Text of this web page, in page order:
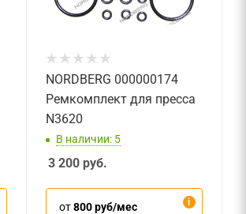
NORDBERG 000000174
Ремкомплект для пресса
N3620
В наличии: 5
3 200руб.
от800 руб/мес